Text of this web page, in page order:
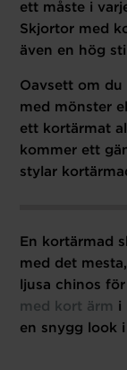
ett måste i
Skjortor med
även en hög
Oavsett om
med mönster
ett kortärmat
kommer ett
stylar
En kortärmad
med det
ljusa chinos
med kort ärm
i
en snygg look i